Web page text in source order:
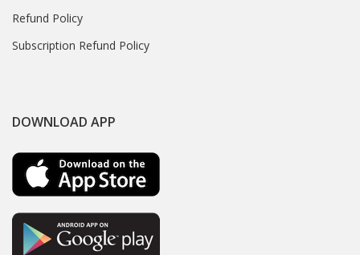
Refund Policy
Subscription Refund Policy
DOWNLOAD APP